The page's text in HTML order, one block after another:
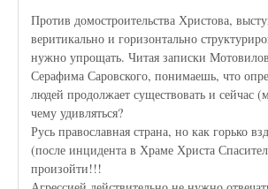
Против домостроительства Христова,
веритикально и горизонтально
нужно упрощать. Читая записки
Серафима Саровского, понимаешь, что
людей продолжает существовать и сейчас
чему удивляться?
Русь православная страна, но как горько
(после инцидента в Храме Христа
произойти!!!